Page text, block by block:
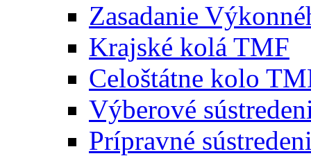
Zasadanie
Krajské kolá TMF
Celoštátne kolo
Výberové
Prípravné